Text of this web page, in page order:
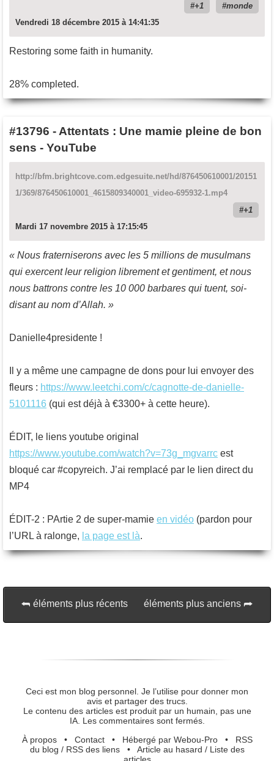
+1
monde
Vendredi 18 décembre 2015 à 14:41:35
Restoring some faith in humanity.
28% completed.
#13796 - Attentats : Une mamie pleine de bon
sens - YouTube
http://bfm.brightcove.com.edgesuite.net/hd/876450610001/20151
1/369/876450610001_4615809340001_video-695932-1.mp4
+1
Mardi 17 novembre 2015 à 17:15:45
« Nous fraterniserons avec les 5 millions de musulmans
qui exercent leur religion librement et gentiment, et nous
nous battrons contre les 10 000 barbares qui tuent, soi-
disant au nom d’Allah. »
Danielle4presidente !
Il y a même une campagne de dons pour lui envoyer des
fleurs : https://www.leetchi.com/c/cagnotte-de-danielle-
5101116 (qui est déjà à €3300+ à cette heure).
ÉDIT, le liens youtube original
https://www.youtube.com/watch?v=73g_mgvarrc est
bloqué car #copyreich. J’ai remplacé par le lien direct du
MP4
ÉDIT-2 : PArtie 2 de super-mamie en vidéo (pardon pour
l’URL à ralonge, la page est là.
éléments plus récents éléments plus anciens
Ceci est mon blog personnel. Je l’utilise pour donner mon
avis et partager des trucs.
Le contenu des articles est produit par un humain, pas une
IA. Les commentaires sont fermés.
À propos• Contact• Hébergé par Webou-Pro• RSS
du blog / RSS des liens• Article au hasard / Liste des
articles